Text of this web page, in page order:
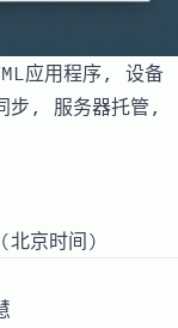
应用程序, 设备
步, 服务器托管,
京时间)